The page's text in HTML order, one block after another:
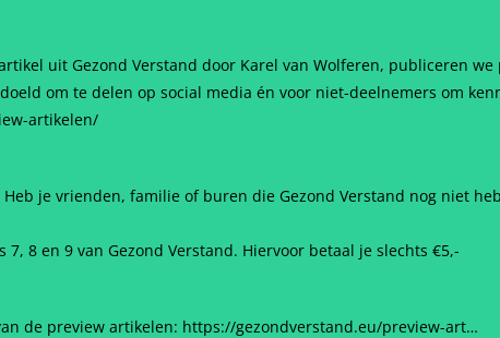
uit Gezond Verstand door Karel van Wolferen, publiceren
om te delen op social media én voor niet-deelnemers om
artikelen/
je vrienden, familie of buren die Gezond Verstand nog niet
8 en 9 van Gezond Verstand. Hiervoor betaal je slechts €5,-
de preview artikelen: https://gezondverstand.eu/preview-art…